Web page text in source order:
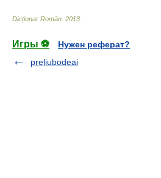
Dicționar Român 2013
Игры ⚽
Нужен реферат?
preliubodeai